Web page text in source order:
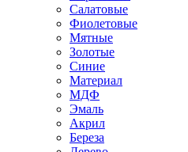
Салатовые
Фиолетовые
Мятные
Золотые
Синие
Материал
МДФ
Эмаль
Акрил
Береза